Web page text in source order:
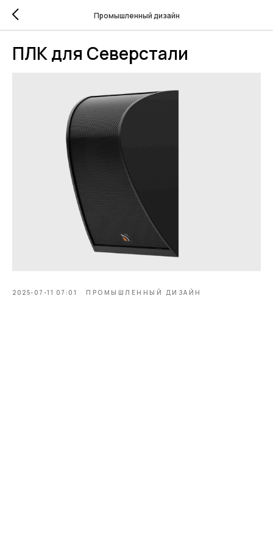
Промышленный дизайн
ПЛК для Северстали
2025-07-11 07:01 ПРОМЫШЛЕННЫЙ ДИЗАЙН